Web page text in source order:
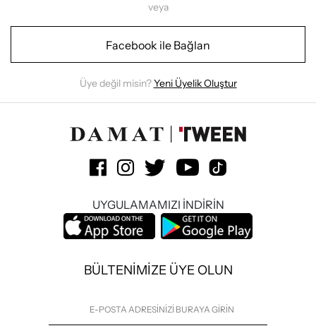
veya
Facebook ile Bağlan
Üye değil misin?Yeni Üyelik Oluştur
UYGULAMAMIZI İNDİRİN
BÜLTENİMİZE ÜYE OLUN